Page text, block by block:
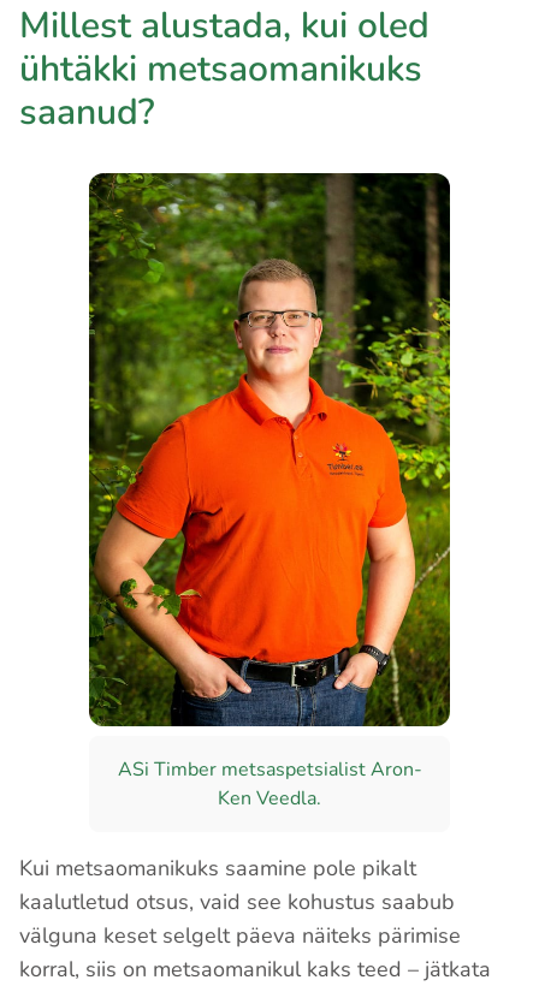
Millest alustada, kui oled
ühtäkki metsaomanikuks
saanud?
ASi Timber metsaspetsialist Aron-
Ken Veedla.
Kui metsaomanikuks saamine pole pikalt
kaalutletud otsus, vaid see kohustus saabub
välguna keset selgelt päeva näiteks pärimise
korral, siis on metsaomanikul kaks teed – jätkata